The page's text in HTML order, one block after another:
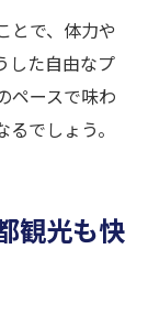
とで、体力や
した自由なプ
ペースで味わ
でしょう。
観光も快